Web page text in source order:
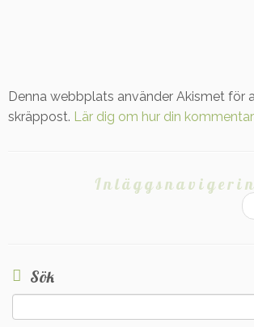
Denna webbplats använder Akismet för
skräppost. Lär dig om hur din
Sök
efter: